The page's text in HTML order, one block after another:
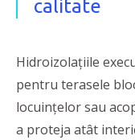
calitate
Hidroizolațiile
pentru terasele
locuințelor sau
a proteja atât